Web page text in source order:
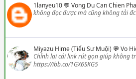
1lanyeu10💬 Vong Du Can Chien
không đọc được mà cũng không tải
Miyazu Hime (Tiểu Sư Muội) 💬 Vo
Chỉnh lại cái link rút gọn giúp không
https://ibb.co/1GX6SKG5